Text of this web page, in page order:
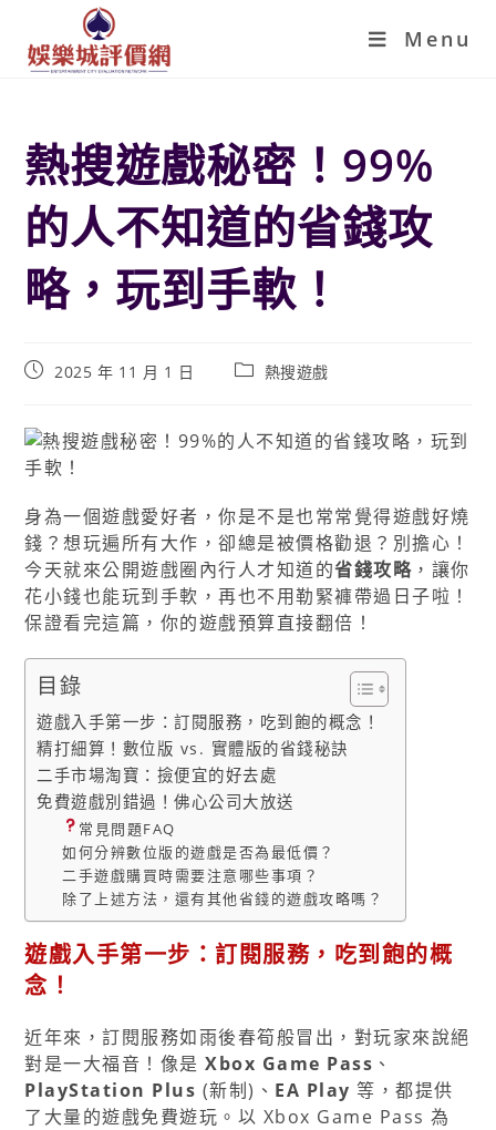
Menu
熱搜遊戲秘密！99%
的人不知道的省錢攻
略，玩到手軟！
2025 年 11 月 1 日 熱搜遊戲
身為一個遊戲愛好者，你是不是也常常覺得遊戲好燒
錢？想玩遍所有大作，卻總是被價格勸退？別擔心！
今天就來公開遊戲圈內行人才知道的省錢攻略 ，讓你
花小錢也能玩到手軟，再也不用勒緊褲帶過日子啦！
保證看完這篇，你的遊戲預算直接翻倍！
目錄
遊戲入手第一步：訂閱服務，吃到飽的概念！
精打細算！數位版 vs. 實體版的省錢秘訣
二手市場淘寶：撿便宜的好去處
免費遊戲別錯過！佛心公司大放送
常見問題FAQ
如何分辨數位版的遊戲是否為最低價？
二手遊戲購買時需要注意哪些事項？
除了上述方法，還有其他省錢的遊戲攻略嗎？
遊戲入手第一步：訂閱服務，吃到飽的概
念！
近年來，訂閱服務如雨後春筍般冒出，對玩家來說絕
對是一大福音！像是Xbox Game Pass 、
PlayStation Plus (新制)、 EA Play 等，都提供
了大量的遊戲免費遊玩。以 Xbox Game Pass 為